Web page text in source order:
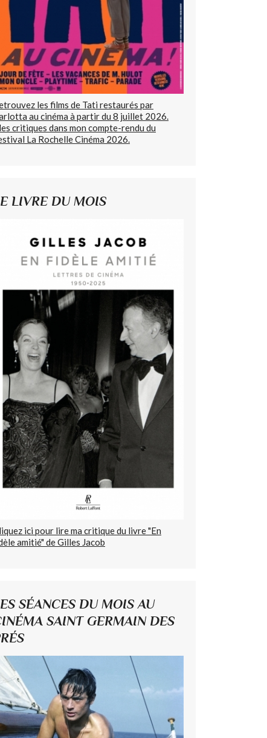
les films de Tati restaurés par
au cinéma à partir du 8 juillet 2026.
critiques dans mon compte-rendu du
La Rochelle Cinéma 2026.
LIVRE DU MOIS
ici pour lire ma critique du livre "En
amitié" de Gilles Jacob
SÉANCES DU MOIS AU
SAINT GERMAIN DES